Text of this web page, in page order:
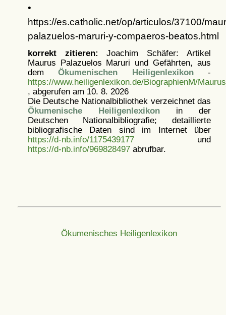
•
https://es.catholic.net/op/articulos/37100/
palazuelos-maruri-y-compaeros-beatos.html
korrekt zitieren: Joachim Schäfer: Artikel
Maurus Palazuelos Maruri und Gefährten, aus
demÖkumenischen Heiligenlexikon-
https://www.heiligenlexikon.de/BiographienM/
, abgerufen am 10. 8. 2026
Die Deutsche Nationalbibliothek verzeichnet das
Ökumenische Heiligenlexikonin der
Deutschen Nationalbibliografie; detaillierte
bibliografische Daten sind im Internet über
https://d-nb.info/1175439177und
https://d-nb.info/969828497abrufbar.
Ökumenisches Heiligenlexikon